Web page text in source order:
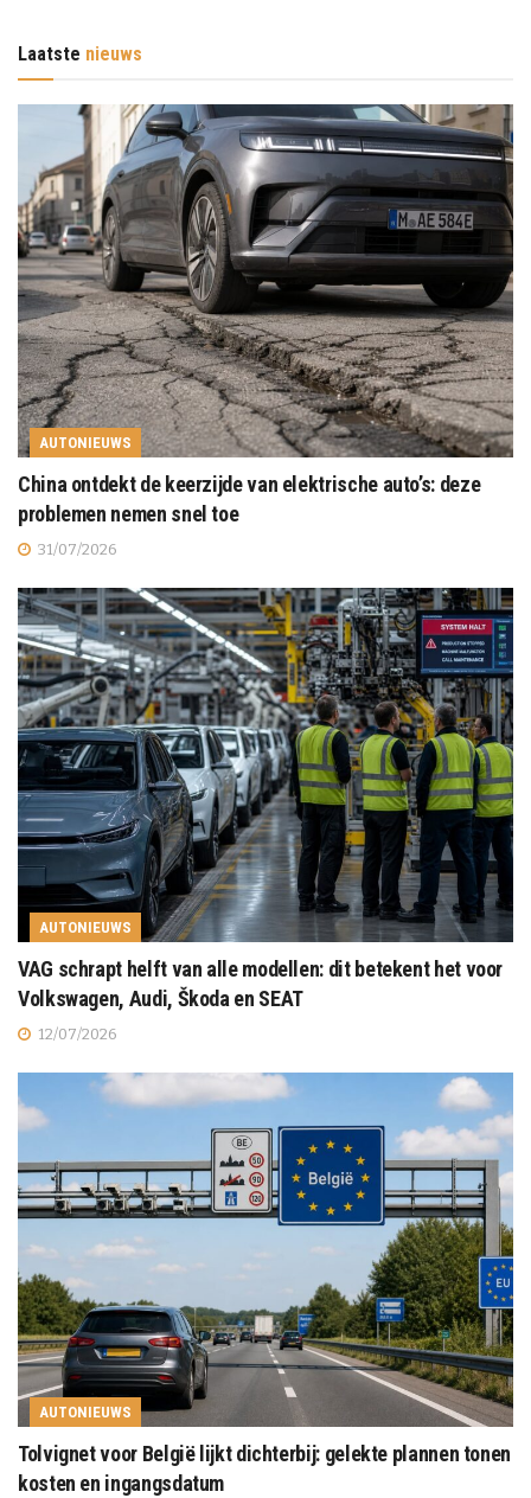
Laatste nieuws
AUTONIEUWS
China ontdekt de keerzijde van elektrische auto’s: deze
problemen nemen snel toe
31/07/2026
AUTONIEUWS
VAG schrapt helft van alle modellen: dit betekent het voor
Volkswagen, Audi, Škoda en SEAT
12/07/2026
AUTONIEUWS
Tolvignet voor België lijkt dichterbij: gelekte plannen tonen
kosten en ingangsdatum